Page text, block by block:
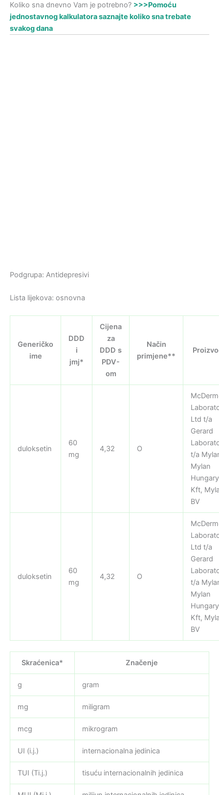
Koliko sna dnevno Vam je potrebno? >>>Pomoću
jednostavnog kalkulatora saznajte koliko sna trebate
svakog dana
Podgrupa: Antidepresivi
Lista lijekova: osnovna
Generičko
ime
DDD
i
jmj*
Cijena
za
DDD s
PDV-
om
Način
primjene**
duloksetin
60
mg
4,32 O
Ltd t/a
Gerard
t/a
Mylan
Hungary
Kft,
BV
duloksetin
60
mg
4,32 O
Ltd t/a
Gerard
t/a
Mylan
Hungary
Kft,
BV
Skraćenica* Značenje
g gram
mg miligram
mcg mikrogram
UI (i.j.) internacionalna jedinica
TUI (Ti.j.) tisuću internacionalnih jedinica